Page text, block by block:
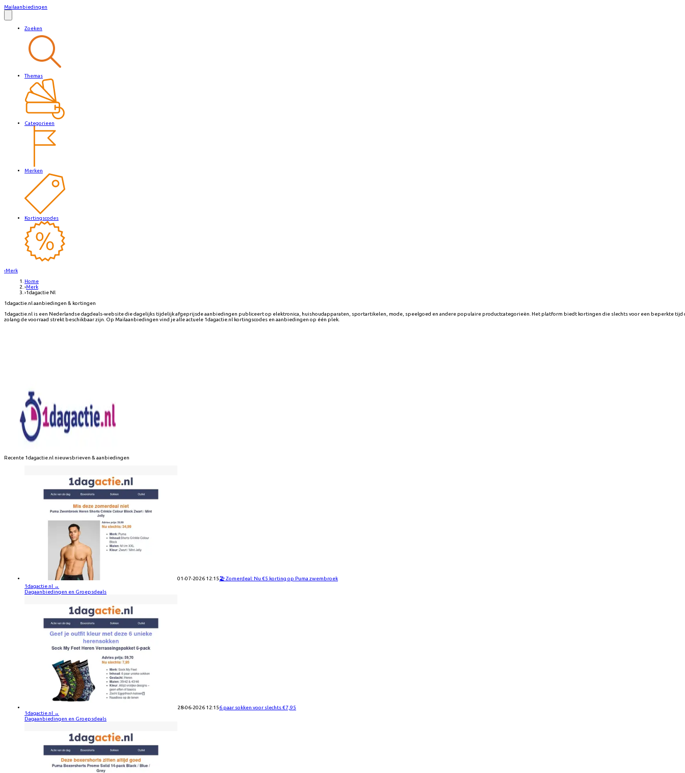
Mailaanbiedingen
Zoeken
Themas
Categorieen
Merken
Kortingscodes
‹Merk
Home
›Merk
›1dagactie Nl
1dagactie.nl aanbiedingen & kortingen
1dagactie.nl is een Nederlandse dagdeals-website die dagelijks tijdelijk afgeprijsde aanbiedingen publiceert op elektronica, huishoudapparaten, sportartikelen, mode, speelgoed en andere populaire productcategorieën. Het platform biedt kortingen die slechts voor een beperkte tijd
zolang de voorraad strekt beschikbaar zijn. Op Mailaanbiedingen vind je alle actuele 1dagactie.nl kortingscodes en aanbiedingen op één plek.
Recente 1dagactie.nl nieuwsbrieven & aanbiedingen
01-07-2026 12:15🏖️ Zomerdeal: Nu €5 korting op Puma zwembroek
1dagactie.nl →
Dagaanbiedingen en Groepsdeals
28-06-2026 12:156 paar sokken voor slechts €7,95
1dagactie.nl →
Dagaanbiedingen en Groepsdeals